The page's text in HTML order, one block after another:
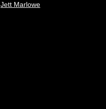
Jett Marlowe